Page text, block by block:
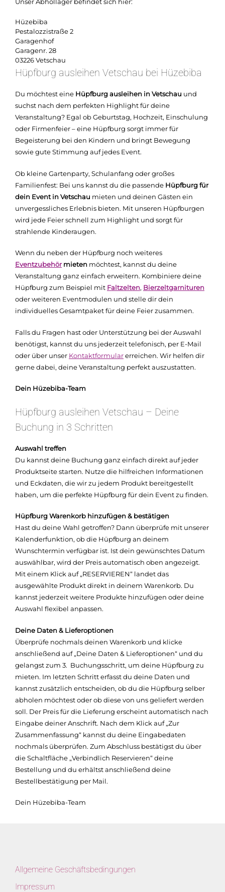
Hüzebiba
Pestalozzistraße 2
Garagenhof
Garagenr. 28
03226 Vetschau
Hüpfburg ausleihen Vetschau bei Hüzebiba
Du möchtest eine Hüpfburg ausleihen in Vetschau und
suchst nach dem perfekten Highlight für deine
Veranstaltung? Egal ob Geburtstag, Hochzeit, Einschulung
oder Firmenfeier – eine Hüpfburg sorgt immer für
Begeisterung bei den Kindern und bringt Bewegung
sowie gute Stimmung auf jedes Event.
Ob kleine Gartenparty, Schulanfang oder großes
Familienfest: Bei uns kannst du die passende Hüpfburg für
dein Event in Vetschau mieten und deinen Gästen ein
unvergessliches Erlebnis bieten. Mit unseren Hüpfburgen
wird jede Feier schnell zum Highlight und sorgt für
strahlende Kinderaugen.
Wenn du neben der Hüpfburg noch weiteres
Eventzubehörmieten möchtest, kannst du deine
Veranstaltung ganz einfach erweitern. Kombiniere deine
Hüpfburg zum Beispiel mit Faltzelten, Bierzeltgarnituren
oder weiteren Eventmodulen und stelle dir dein
individuelles Gesamtpaket für deine Feier zusammen.
Falls du Fragen hast oder Unterstützung bei der Auswahl
benötigst, kannst du uns jederzeit telefonisch, per E-Mail
oder über unser Kontaktformularerreichen. Wir helfen dir
gerne dabei, deine Veranstaltung perfekt auszustatten.
Dein Hüzebiba-Team
Hüpfburg ausleihen Vetschau – Deine
Buchung in 3 Schritten
Auswahl treffen
Du kannst deine Buchung ganz einfach direkt auf jeder
Produktseite starten. Nutze die hilfreichen Informationen
und Eckdaten, die wir zu jedem Produkt bereitgestellt
haben, um die perfekte Hüpfburg für dein Event zu finden.
Hüpfburg Warenkorb hinzufügen & bestätigen
Hast du deine Wahl getroffen? Dann überprüfe mit unserer
Kalenderfunktion, ob die Hüpfburg an deinem
Wunschtermin verfügbar ist. Ist dein gewünschtes Datum
auswählbar, wird der Preis automatisch oben angezeigt.
Mit einem Klick auf „RESERVIEREN“ landet das
ausgewählte Produkt direkt in deinem Warenkorb. Du
kannst jederzeit weitere Produkte hinzufügen oder deine
Auswahl flexibel anpassen.
Deine Daten & Lieferoptionen
Überprüfe nochmals deinen Warenkorb und klicke
anschließend auf „Deine Daten & Lieferoptionen“ und du
gelangst zum 3. Buchungsschritt, um deine Hüpfburg zu
mieten. Im letzten Schritt erfasst du deine Daten und
kannst zusätzlich entscheiden, ob du die Hüpfburg selber
abholen möchtest oder ob diese von uns geliefert werden
soll. Der Preis für die Lieferung erscheint automatisch nach
Eingabe deiner Anschrift. Nach dem Klick auf „Zur
Zusammenfassung“ kannst du deine Eingabedaten
nochmals überprüfen. Zum Abschluss bestätigst du über
die Schaltfläche „Verbindlich Reservieren“ deine
Bestellung und du erhältst anschließend deine
Bestellbestätigung per Mail.
Dein Hüzebiba-Team
Allgemeine Geschäftsbedingungen
Impressum